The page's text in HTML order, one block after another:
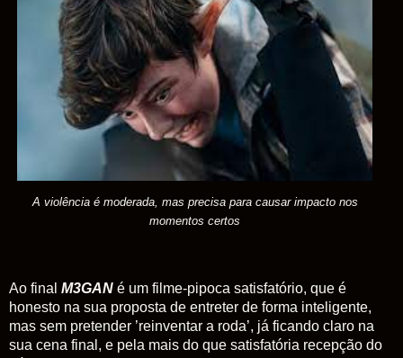
A violência é moderada, mas precisa para causar impacto nos
momentos certos
Ao final M3GAN é um filme-pipoca satisfatório, que é
honesto na sua proposta de entreter de forma inteligente,
mas sem pretender ’reinventar a roda’, já ficando claro na
sua cena final, e pela mais do que satisfatória recepção do